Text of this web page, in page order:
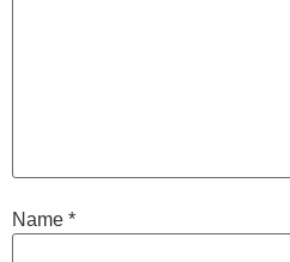
Name *